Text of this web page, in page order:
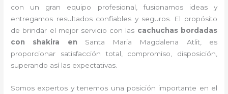
con un gran equipo profesional, fusionamos ideas y
entregamos resultados confiables y seguros. El propósito
de brindar el mejor servicio con las cachuchas bordadas
con shakira en Santa Maria Magdalena Atlit, es
proporcionar satisfacción total, compromiso, disposición,
superando así las expectativas.
Somos expertos y tenemos una posición importante en el